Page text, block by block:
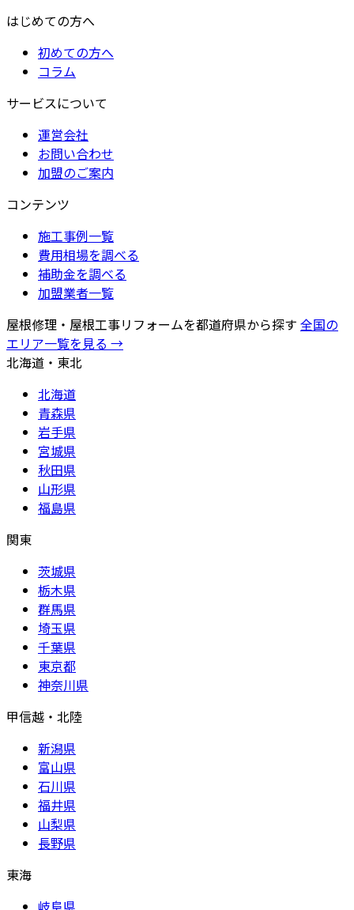
はじめての方へ
初めての方へ
コラム
サービスについて
運営会社
お問い合わせ
加盟のご案内
コンテンツ
施工事例一覧
費用相場を調べる
補助金を調べる
加盟業者一覧
屋根修理・屋根工事リフォームを都道府県から探す 全国の
エリア一覧を見る →
北海道・東北
北海道
青森県
岩手県
宮城県
秋田県
山形県
福島県
関東
茨城県
栃木県
群馬県
埼玉県
千葉県
東京都
神奈川県
甲信越・北陸
新潟県
富山県
石川県
福井県
山梨県
長野県
東海